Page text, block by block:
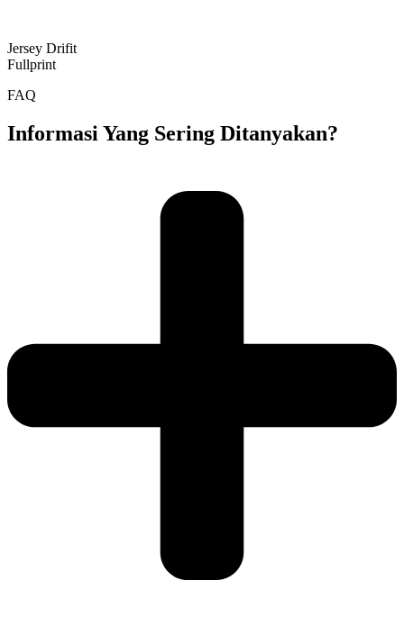
Jersey Drifit
Fullprint
FAQ
Informasi Yang Sering Ditanyakan?